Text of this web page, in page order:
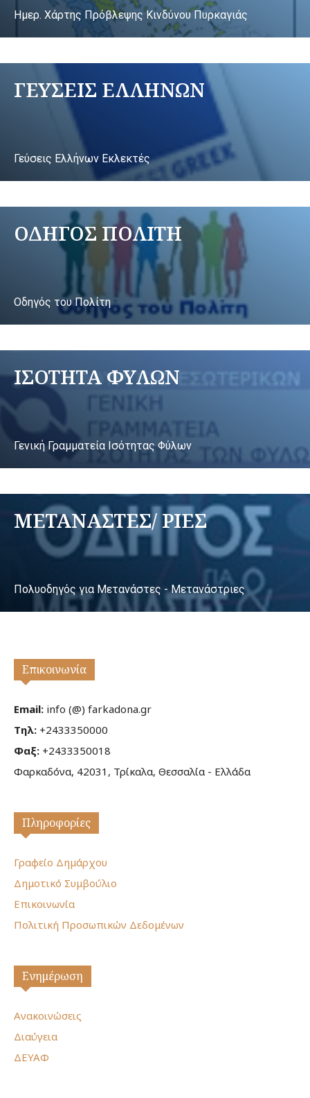
Ημερ. Χάρτης Πρόβλεψης Κινδύνου Πυρκαγιάς
ΓΕΥΣΕΙΣ ΕΛΛΗΝΩΝ
Γεύσεις Ελλήνων Εκλεκτές
ΟΔΗΓΟΣ ΠΟΛΙΤΗ
Οδηγός του Πολίτη
ΙΣΟΤΗΤΑ ΦΥΛΩΝ
Γενική Γραμματεία Ισότητας Φύλων
ΜΕΤΑΝΑΣΤΕΣ/ ΡΙΕΣ
Πολυοδηγός για Μετανάστες - Μετανάστριες
Επικοινωνία
Email: info (@) farkadona.gr
Τηλ: +2433350000
Φαξ: +2433350018
Φαρκαδόνα, 42031, Τρίκαλα, Θεσσαλία - Ελλάδα
Πληροφορίες
Γραφείο Δημάρχου
Δημοτικό Συμβούλιο
Επικοινωνία
Πολιτική Προσωπικών Δεδομένων
Ενημέρωση
Ανακοινώσεις
Διαύγεια
ΔΕΥΑΦ